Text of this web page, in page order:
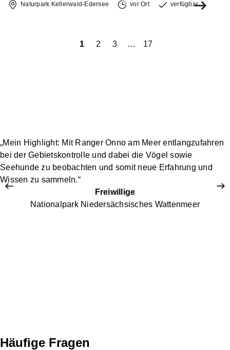
Naturpark Kellerwald-Edersee vor Ort verfügbar
1 2 3 … 17
„Mein Highlight: Mit Ranger Onno am Meer entlangzufahren
bei der Gebietskontrolle und dabei die Vögel sowie
Seehunde zu beobachten und somit neue Erfahrung und
Wissen zu sammeln.“
Freiwillige
Nationalpark Niedersächsisches Wattenmeer
Häufige Fragen